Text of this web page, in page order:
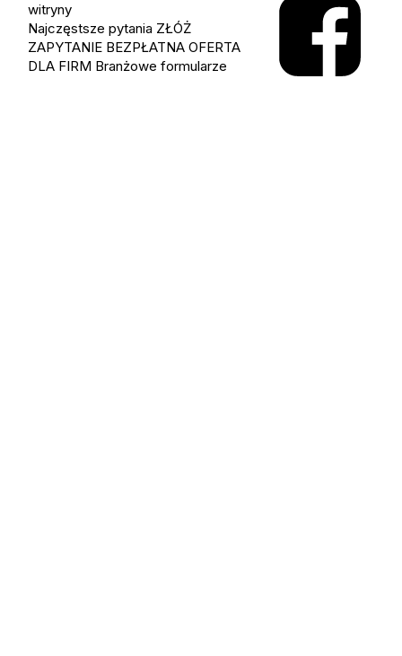
witryny
Najczęstsze pytania ZŁÓŻ
ZAPYTANIE BEZPŁATNA OFERTA
DLA FIRM Branżowe formularze